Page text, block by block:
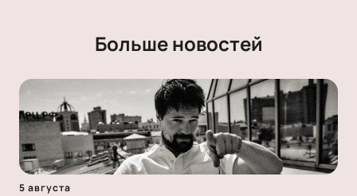
Больше новостей
5 августа